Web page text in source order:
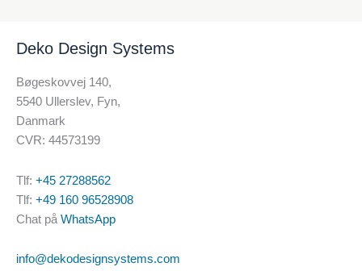
Deko Design Systems
Bøgeskovvej 140,
5540 Ullerslev, Fyn,
Danmark
CVR: 44573199
Tlf: +45 27288562
Tlf: +49 160 96528908
Chat på WhatsApp
info@dekodesignsystems.com